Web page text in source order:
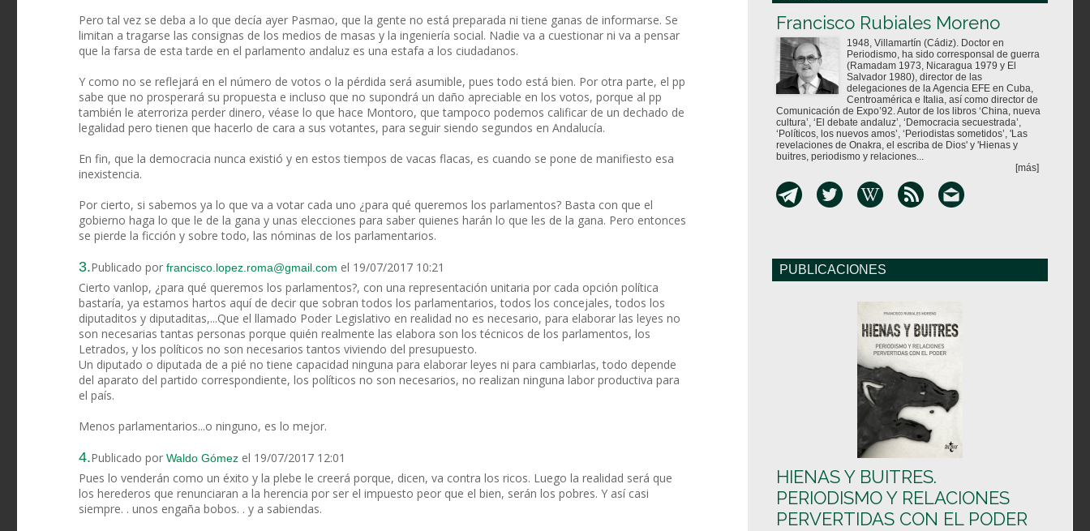
Pero tal vez se deba a lo que decía ayer Pasmao, que la gente no está preparada ni tiene ganas de informarse. Se
limitan a tragarse las consignas de los medios de masas y la ingeniería social. Nadie va a cuestionar ni va a pensar
que la farsa de esta tarde en el parlamento andaluz es una estafa a los ciudadanos.
Y como no se reflejará en el número de votos o la pérdida será asumible, pues todo está bien. Por otra parte, el pp
sabe que no prosperará su propuesta e incluso que no supondrá un daño apreciable en los votos, porque al pp
también le aterroriza perder dinero, véase lo que hace Montoro, que tampoco podemos calificar de un dechado de
legalidad pero tienen que hacerlo de cara a sus votantes, para seguir siendo segundos en Andalucía.
En fin, que la democracia nunca existió y en estos tiempos de vacas flacas, es cuando se pone de manifiesto esa
inexistencia.
Por cierto, si sabemos ya lo que va a votar cada uno ¿para qué queremos los parlamentos? Basta con que el
gobierno haga lo que le de la gana y unas elecciones para saber quienes harán lo que les de la gana. Pero entonces
se pierde la ficción y sobre todo, las nóminas de los parlamentarios.
3.Publicado por francisco.lopez.roma@gmail.com el 19/07/2017 10:21
Cierto vanlop, ¿para qué queremos los parlamentos?, con una representación unitaria por cada opción política
bastaría, ya estamos hartos aquí de decir que sobran todos los parlamentarios, todos los concejales, todos los
diputaditos y diputaditas,...Que el llamado Poder Legislativo en realidad no es necesario, para elaborar las leyes no
son necesarias tantas personas porque quién realmente las elabora son los técnicos de los parlamentos, los
Letrados, y los políticos no son necesarios tantos viviendo del presupuesto.
Un diputado o diputada de a pié no tiene capacidad ninguna para elaborar leyes ni para cambiarlas, todo depende
del aparato del partido correspondiente, los políticos no son necesarios, no realizan ninguna labor productiva para
el país.
Menos parlamentarios...o ninguno, es lo mejor.
4.Publicado por Waldo Gómez el 19/07/2017 12:01
Pues lo venderán como un éxito y la plebe le creerá porque, dicen, va contra los ricos. Luego la realidad será que
los herederos que renunciaran a la herencia por ser el impuesto peor que el bien, serán los pobres. Y así casi
siempre. . unos engaña bobos. . y a sabiendas.
Francisco Rubiales Moreno
1948, Villamartín (Cádiz). Doctor en
Periodismo, ha sido corresponsal de guerra
(Ramadam 1973, Nicaragua 1979 y El
Salvador 1980), director de las
delegaciones de la Agencia EFE en Cuba,
Centroamérica e Italia, así como director de
Comunicación de Expo’92. Autor de los libros ‘China, nueva
cultura’, ‘El debate andaluz’, ‘Democracia secuestrada’,
‘Políticos, los nuevos amos’, ‘Periodistas sometidos’, 'Las
revelaciones de Onakra, el escriba de Dios' y 'Hienas y
buitres, periodismo y relaciones...
[más]
PUBLICACIONES
HIENAS Y BUITRES.
PERIODISMO Y RELACIONES
PERVERTIDAS CON EL PODER